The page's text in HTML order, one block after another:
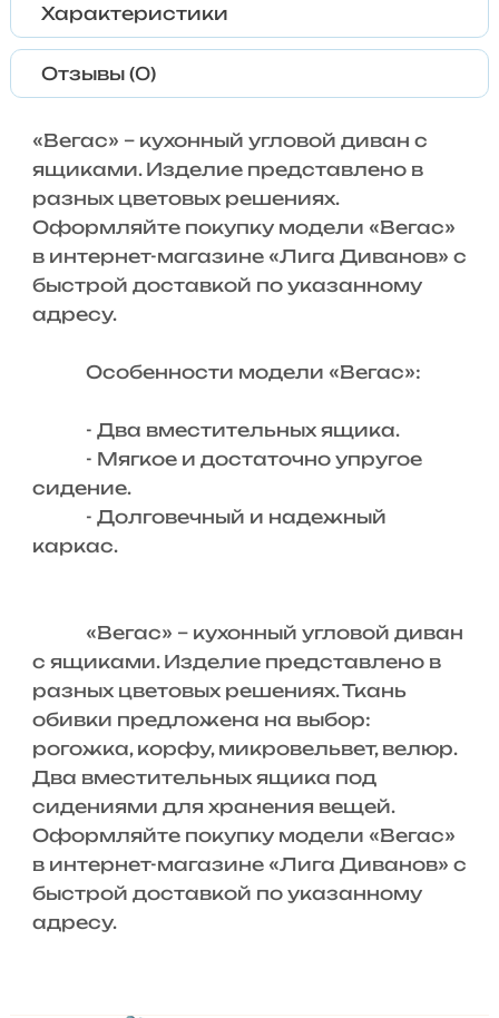
Характеристики
Отзывы (0)
«Вегас» – кухонный угловой диван с
ящиками. Изделие представлено в
разных цветовых решениях.
Оформляйте покупку модели «Вегас»
в интернет-магазине «Лига Диванов» с
быстрой доставкой по указанному
адресу.
Особенности модели «Вегас»:
- Два вместительных ящика.
- Мягкое и достаточно упругое
сидение.
- Долговечный и надежный
каркас.
«Вегас» – кухонный угловой диван
с ящиками. Изделие представлено в
разных цветовых решениях. Ткань
обивки предложена на выбор:
рогожка, корфу, микровельвет, велюр.
Два вместительных ящика под
сидениями для хранения вещей.
Оформляйте покупку модели «Вегас»
в интернет-магазине «Лига Диванов» с
быстрой доставкой по указанному
адресу.